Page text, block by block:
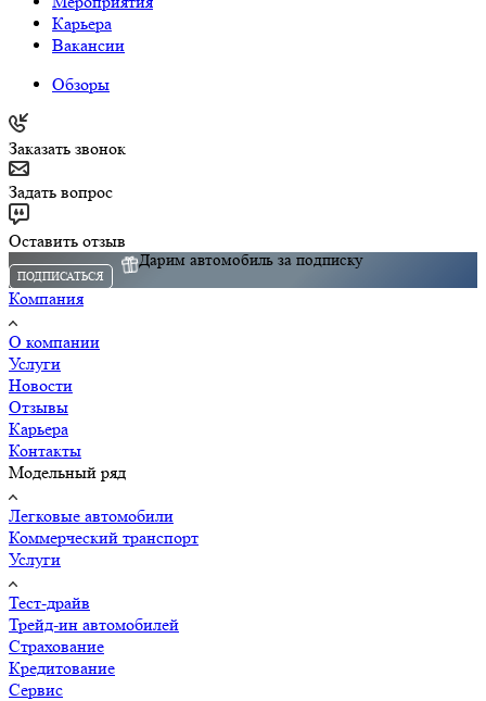
Карьера
Вакансии
Обзоры
Заказать звонок
Задать вопрос
Оставить отзыв
Дарим автомобиль за подписку
ПОДПИСАТЬСЯ
Компания
О компании
Услуги
Новости
Отзывы
Карьера
Контакты
Модельный ряд
Легковые автомобили
Коммерческий транспорт
Услуги
Тест-драйв
Трейд-ин автомобилей
Страхование
Кредитование
Сервис